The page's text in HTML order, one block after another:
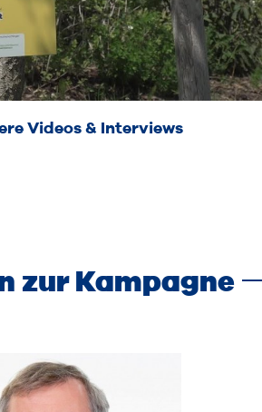
Videos & Interviews
zur Kampagne